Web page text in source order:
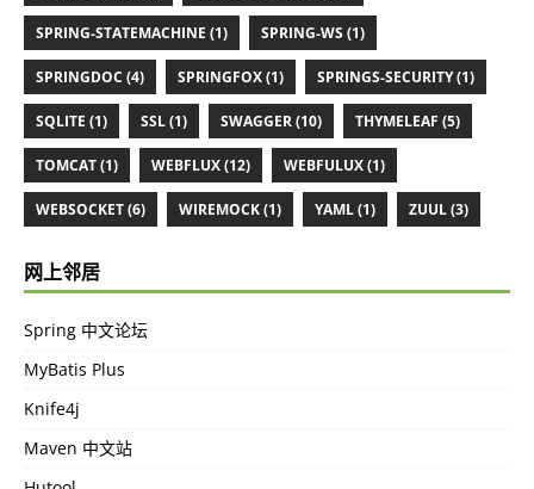
SPRING-STATEMACHINE (1) SPRING-WS (1)
SPRINGDOC (4) SPRINGFOX (1) SPRINGS-SECURITY (1)
SQLITE (1) SSL (1) SWAGGER (10) THYMELEAF (5)
TOMCAT (1) WEBFLUX (12) WEBFULUX (1)
WEBSOCKET (6) WIREMOCK (1) YAML (1) ZUUL (3)
网上邻居
Spring 中文论坛
MyBatis Plus
Knife4j
Maven 中文站